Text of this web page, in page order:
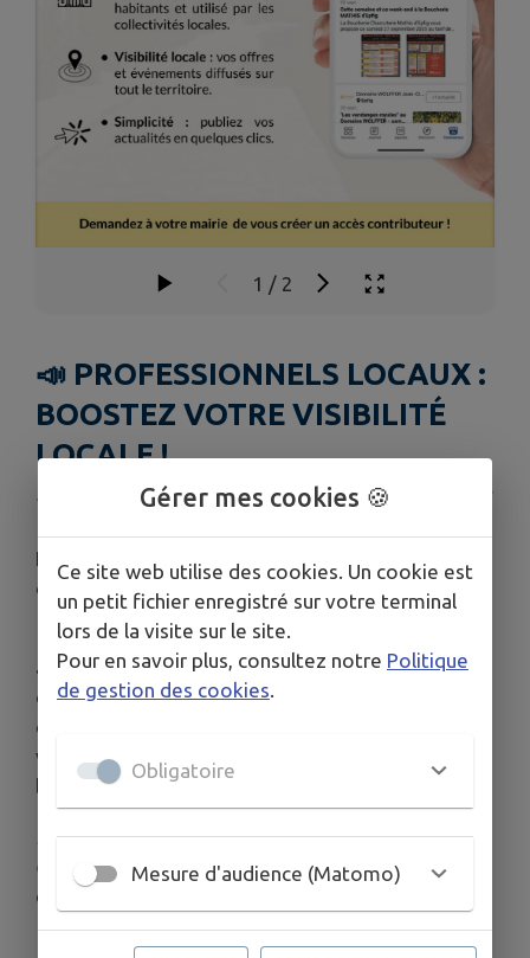
1 / 2
📣 PROFESSIONNELS LOCAUX :
BOOSTEZ VOTRE VISIBILITÉ
LOCALE !
Publié le jeudi 11 décembre 2025 - Châtillon sur Thouet
Envie d’être encore plus proches des habitants
de votre commune ?
📱 AvecIntraMuros, partagez facilement vos
actualités, promos et événements directement
dans l’application que les habitants consultent
chaque jour. Une super façon de gagner en
visibilité locale, d’attirer de nouveaux clients et de
booster votre activité !
🏛️Votre mairie peut vous créer un accès
contributeur en quelques instants.Une fois
connecté, il ne vous reste plus qu’à publier !
🔔 Les habitants peuvent vous ajouter en favoris
Gérer mes cookies 🍪
Ce site web utilise des cookies. Un cookie est
un petit fichier enregistré sur votre terminal
lors de la visite sur le site.
Pour en savoir plus, consultez notre Politique
de gestion des cookies
Obligatoire
Mesure d'audience (Matomo)